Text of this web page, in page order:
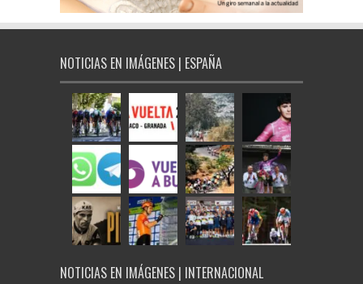
NOTICIAS EN IMÁGENES | ESPAÑA
NOTICIAS EN IMÁGENES | INTERNACIONAL